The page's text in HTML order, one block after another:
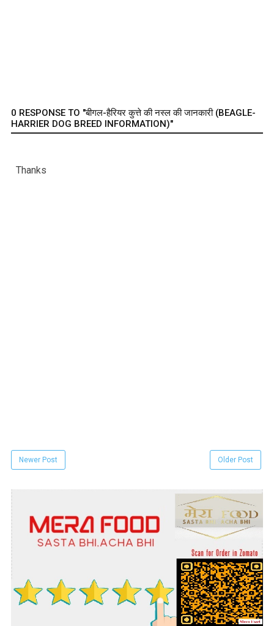
0 RESPONSE TO "बीगल-हैरियर कुत्ते की नस्ल की जानकारी (BEAGLE-
HARRIER DOG BREED INFORMATION)"
Thanks
Newer Post Older Post